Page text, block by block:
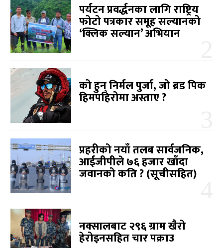
पर्यटन प्रवर्द्धनका लागि राष्ट्रिय
फोटो पत्रकार समूह सल्यानको
‘क्लिक सल्यान’ अभियान
को हुन् निर्मल पुर्जा, जो ब्रड पिक
हिमपहिरोमा अस्ताए ?
प्रहरीको नयाँ तलब सार्वजनिक,
आईजीपीले ७६ हजार खाँदा
जवानको कति ? (सूचीसहित)
नक्सालबाट २९६ ग्राम खैरो
हेरोइनसहित चार पक्राउ